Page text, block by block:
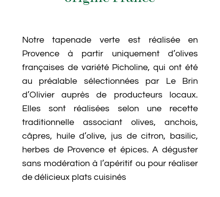
Notre tapenade verte est réalisée en
Provence à partir uniquement d’olives
françaises de variété Picholine, qui ont été
au préalable sélectionnées par Le Brin
d’Olivier auprès de producteurs locaux.
Elles sont réalisées selon une recette
traditionnelle associant olives, anchois,
câpres, huile d’olive, jus de citron, basilic,
herbes de Provence et épices. A déguster
sans modération à l’apéritif ou pour réaliser
de délicieux plats cuisinés